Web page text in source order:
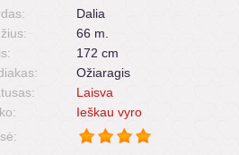
Dalia
66 m.
172 cm
Ožiaragis
Laisva
Ieškau vyro